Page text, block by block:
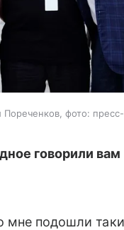
фото:
говорили
мне подошли